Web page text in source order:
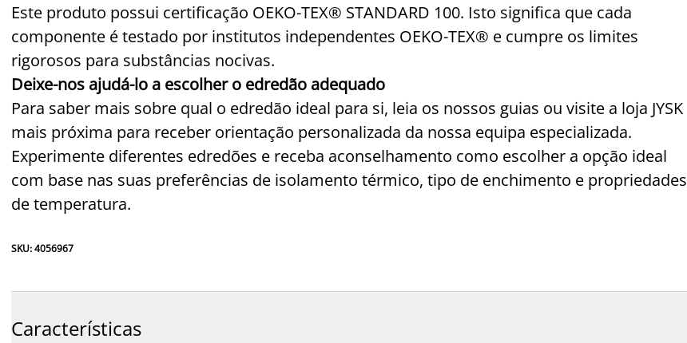
Este produto possui certificação OEKO-TEX® STANDARD 100. Isto significa que cada
componente é testado por institutos independentes OEKO-TEX® e cumpre os limites
rigorosos para substâncias nocivas.
Deixe-nos ajudá-lo a escolher o edredão adequado
Para saber mais sobre qual o edredão ideal para si, leia os nossos guias ou visite a loja JYSK
mais próxima para receber orientação personalizada da nossa equipa especializada.
Experimente diferentes edredões e receba aconselhamento como escolher a opção ideal
com base nas suas preferências de isolamento térmico, tipo de enchimento e propriedades
de temperatura.
SKU: 4056967
Características